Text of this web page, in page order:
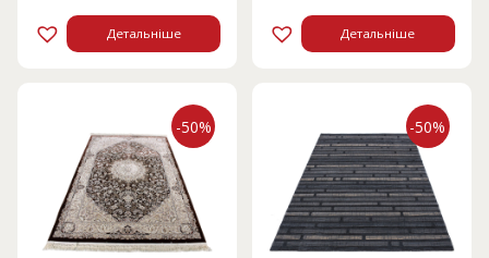
Детальніше Детальніше
-50% -50%